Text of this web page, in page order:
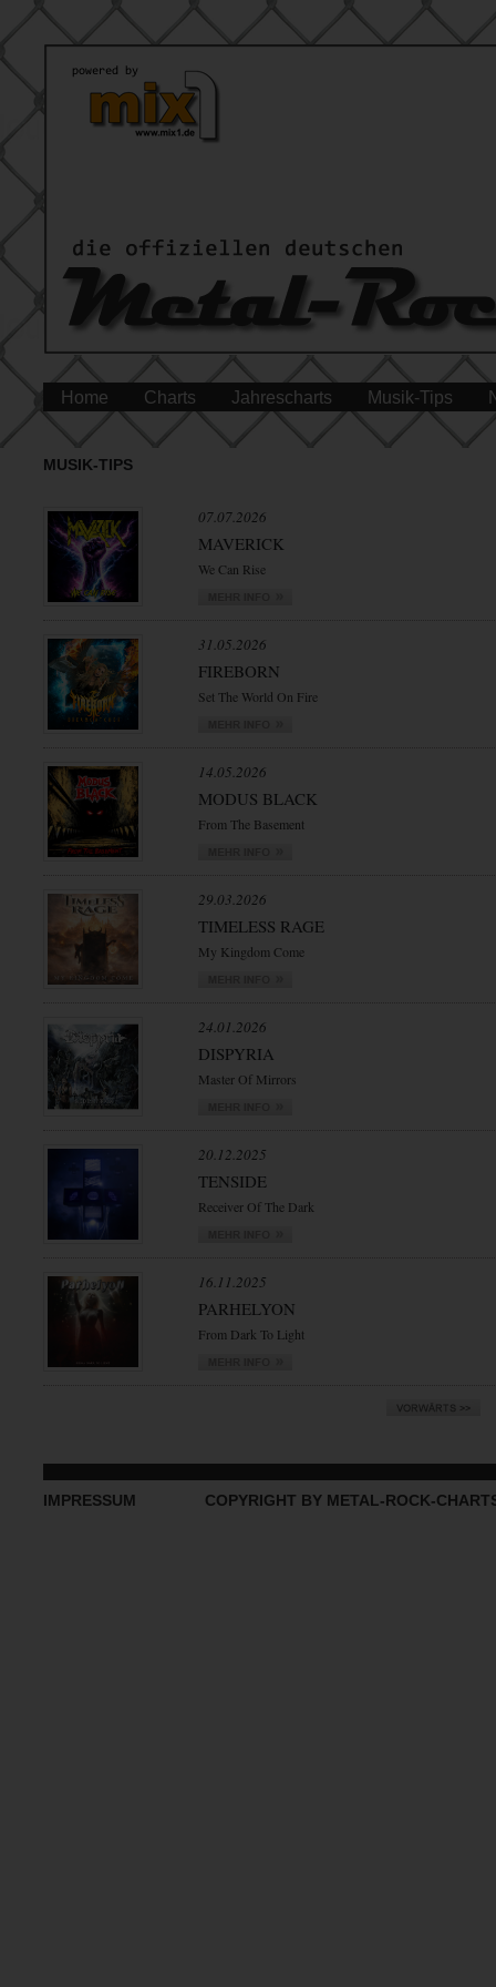
Home Charts Jahrescharts Musik-Tips
MUSIK-TIPS
07.07.2026
MAVERICK
We Can Rise
31.05.2026
FIREBORN
Set The World On Fire
14.05.2026
MODUS BLACK
From The Basement
29.03.2026
TIMELESS RAGE
My Kingdom Come
24.01.2026
DISPYRIA
Master Of Mirrors
20.12.2025
TENSIDE
Receiver Of The Dark
16.11.2025
PARHELYON
From Dark To Light
IMPRESSUM COPYRIGHT BY METAL-ROCK-